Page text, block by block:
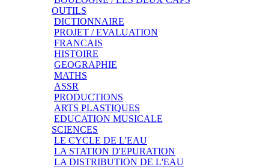
OUTILS
DICTIONNAIRE
PROJET / EVALUATION
FRANCAIS
HISTOIRE
GEOGRAPHIE
MATHS
ASSR
PRODUCTIONS
ARTS PLASTIQUES
EDUCATION MUSICALE
SCIENCES
LE CYCLE DE L'EAU
LA STATION D'EPURATION
LA DISTRIBUTION DE L'EAU